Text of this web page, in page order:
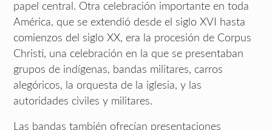
papel central. Otra celebración importante en toda
América, que se extendió desde el siglo XVI hasta
comienzos del siglo XX, era la procesión de Corpus
Christi, una celebración en la que se presentaban
grupos de indígenas, bandas militares, carros
alegóricos, la orquesta de la iglesia, y las
autoridades civiles y militares.
Las bandas también ofrecían presentaciones